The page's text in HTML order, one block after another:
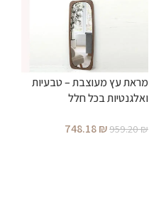
מראת עץ מעוצבת – טבעיות
ואלגנטיות בכל חלל
959.20₪
748.18₪